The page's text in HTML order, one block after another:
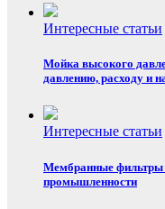
Интересные статьи
Мойка высокого
давлению, расходу и
Интересные статьи
Мембранные фильтры
промышленности